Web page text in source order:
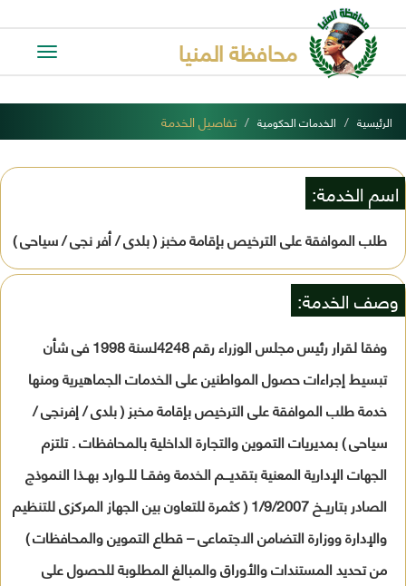
Toggle
محافظة المنيا
الرئيسية الخدمات الحكومية تفاصيل الخدمة
اسم الخدمة:
طلب الموافقة على الترخيص بإقامة مخبز ( بلدى / أفر نجى / سياحى )
وصف الخدمة:
وفقا لقرار رئيس مجلس الوزراء رقم 4248لسنة 1998 فى شأن
تبسيط إجراءات حصول المواطنين على الخدمات الجماهيرية ومنها
خدمة طلب الموافقة على الترخيص بإقامة مخبز ( بلدى / إفرنجى /
سياحى ) بمديريات التموين والتجارة الداخلية بالمحافظات . تلتزم
الجهات الإدارية المعنية بتقديـــم الخدمة وفقــا للــوارد بهــذا النموذج
الصادر بتاريــخ 1/9/2007 ( كثمرة للتعاون بين الجهاز المركزى للتنظيم
والإدارة ووزارة التضامن الاجتماعى – قطاع التموين والمحافظات )
من تحديد المستندات والأوراق والمبالغ المطلوبة للحصول على